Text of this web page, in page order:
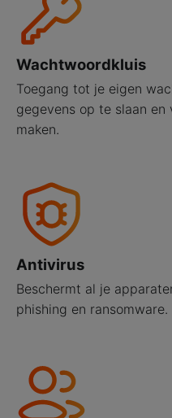
Wachtwoordkluis
Toegang tot je eigen
gegevens op te slaan
maken.
Antivirus
Beschermt al je
phishing en ransomware.